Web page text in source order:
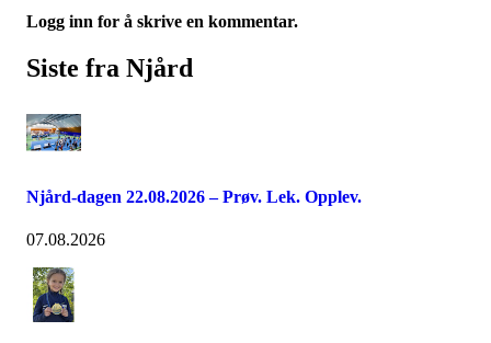
Logg inn for å skrive en kommentar.
Siste fra Njård
Njård-dagen 22.08.2026 – Prøv. Lek. Opplev.
07.08.2026